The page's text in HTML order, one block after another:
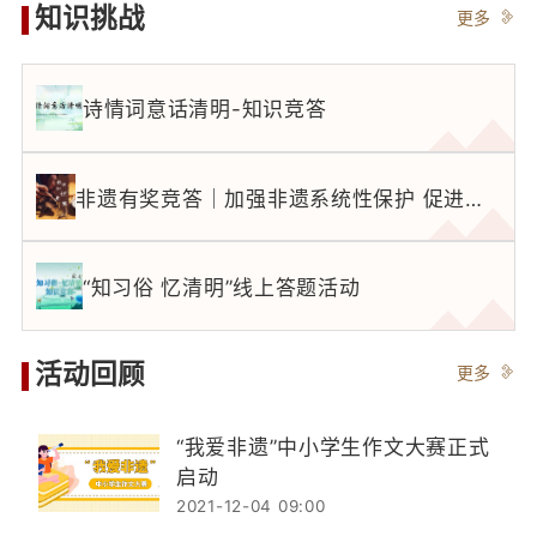
知识挑战 更多
诗情词意话清明-知识竞答
非遗有奖竞答｜加强非遗系统性保护 促进可持续发展
“知习俗 忆清明”线上答题活动
活动回顾 更多
“我爱非遗”中小学生作文大赛正式
启动
2021-12-04 09:00